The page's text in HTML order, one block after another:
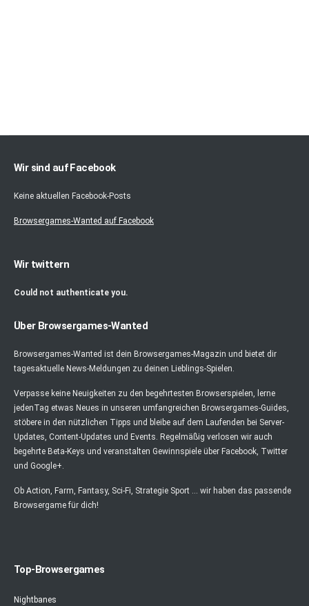
Wir sind auf Facebook
Keine aktuellen Facebook-Posts
Browsergames-Wanted auf Facebook
Wir twittern
Could not authenticate you.
Über Browsergames-Wanted
Browsergames-Wanted ist dein Browsergames-Magazin und bietet dir
tagesaktuelle News-Meldungen zu deinen Lieblings-Spielen.
Verpasse keine Neuigkeiten zu den begehrtesten Browserspielen, lerne
jedenTag etwas Neues in unseren umfangreichen Browsergames-Guides,
stöbere in den nützlichen Tipps und bleibe auf dem Laufenden bei Server-
Updates, Content-Updates und Events. Regelmäßig verlosen wir auch
begehrte Beta-Keys und veranstalten Gewinnspiele über Facebook, Twitter
und Google+.
Ob Action, Farm, Fantasy, Sci-Fi, Strategie Sport ... wir haben das passende
Browsergame für dich!
Top-Browsergames
Nightbanes